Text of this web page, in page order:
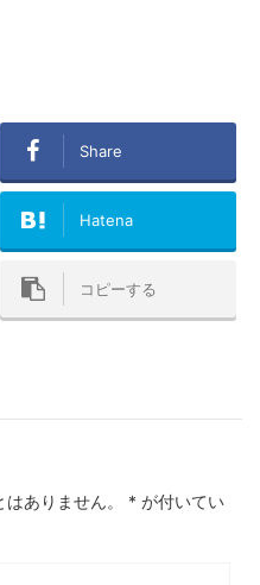
Share
Hatena
コピーする
ありません。 * が付いてい